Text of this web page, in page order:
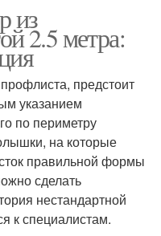
из
2.5 метра:
предстоит
указанием
по периметру
на которые
правильной формы
сделать
нестандартной
к специалистам.